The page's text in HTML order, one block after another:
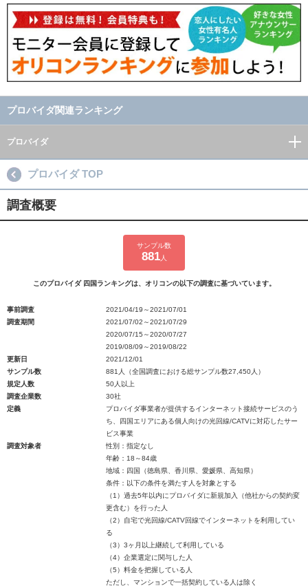
プロバイダ関連ランキング
プロバイダ
プロバイダ TOP
調査概要
サンプル数
881人
このプロバイダ 四国ランキングは、オリコンの以下の調査に基づいています。
事前調査
2021/04/19～2021/07/01
調査期間
2021/07/02～2021/07/29
2020/07/15～2020/07/27
2019/08/09～2019/08/22
更新日
2021/12/01
サンプル数
881人（全国調査における総サンプル数27,450人）
規定人数
50人以上
調査企業数
30社
定義
プロバイダ事業者が提供するインターネット接続サービスのう
ち、四国エリアにある個人向けの光回線/CATVに対応したサー
ビス事業
調査対象者
性別：指定なし
年齢：18～84歳
地域：四国（徳島県、香川県、愛媛県、高知県）
条件：以下の条件を満たす人を対象とする
（1）過去5年以内にプロバイダに新規加入（他社からの契約変
更含む）を行った人
（2）自宅で光回線/CATV回線でインターネットを利用してい
る
（3）3ヶ月以上継続して利用している
（4）企業選定に関与した人
（5）料金を把握している人
ただし、マンションで一括契約している人は除く